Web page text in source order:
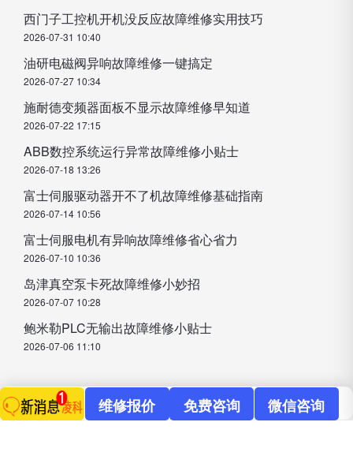
西门子工控机开机没反应故障维修实用技巧
2026-07-31 10:40
油研电磁阀异响故障维修一键搞定
2026-07-27 10:34
施耐德变频器面板不显示故障维修早知道
2026-07-22 17:15
ABB数控系统运行异常故障维修小贴士
2026-07-18 13:26
富士伺服驱动器开不了机故障维修基础指南
2026-07-14 10:56
富士伺服电机有异响故障维修省心省力
2026-07-10 10:36
岛津真空泵卡死故障维修小妙招
2026-07-07 10:28
鲍米勒PLC无输出故障维修小贴士
2026-07-06 11:10
维修报价 免费咨询 微信咨询